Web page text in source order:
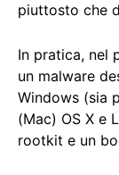
piuttosto che
In pratica, nel
un malware
Windows (sia
(Mac) OS X e
rootkit e un